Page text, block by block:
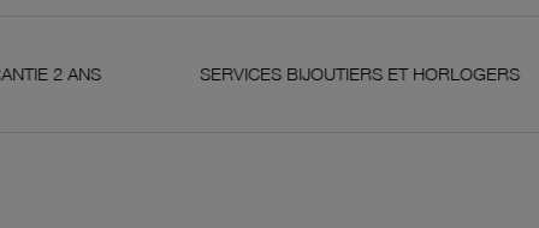
SERVICES BIJOUTIERS ET HORLOGERS